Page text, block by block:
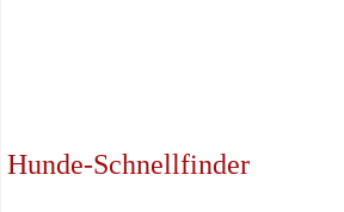
Hunde-Schnellfinder